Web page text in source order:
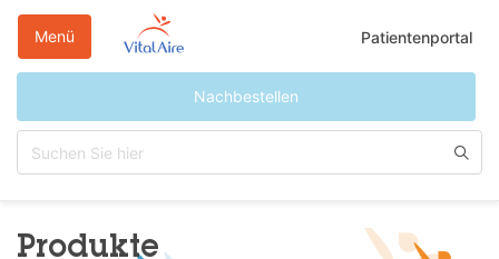
Patientenportal
Nachbestellen
Menü
Produkte